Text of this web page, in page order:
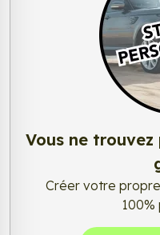
Vous ne
Créer votre
100%